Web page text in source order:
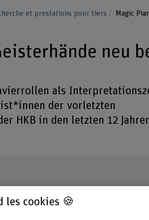
et prestations pour tiers Magic
neu
als
der vorletzten
HKB in den letzten 12
Direction du projet
les cookies 🍪